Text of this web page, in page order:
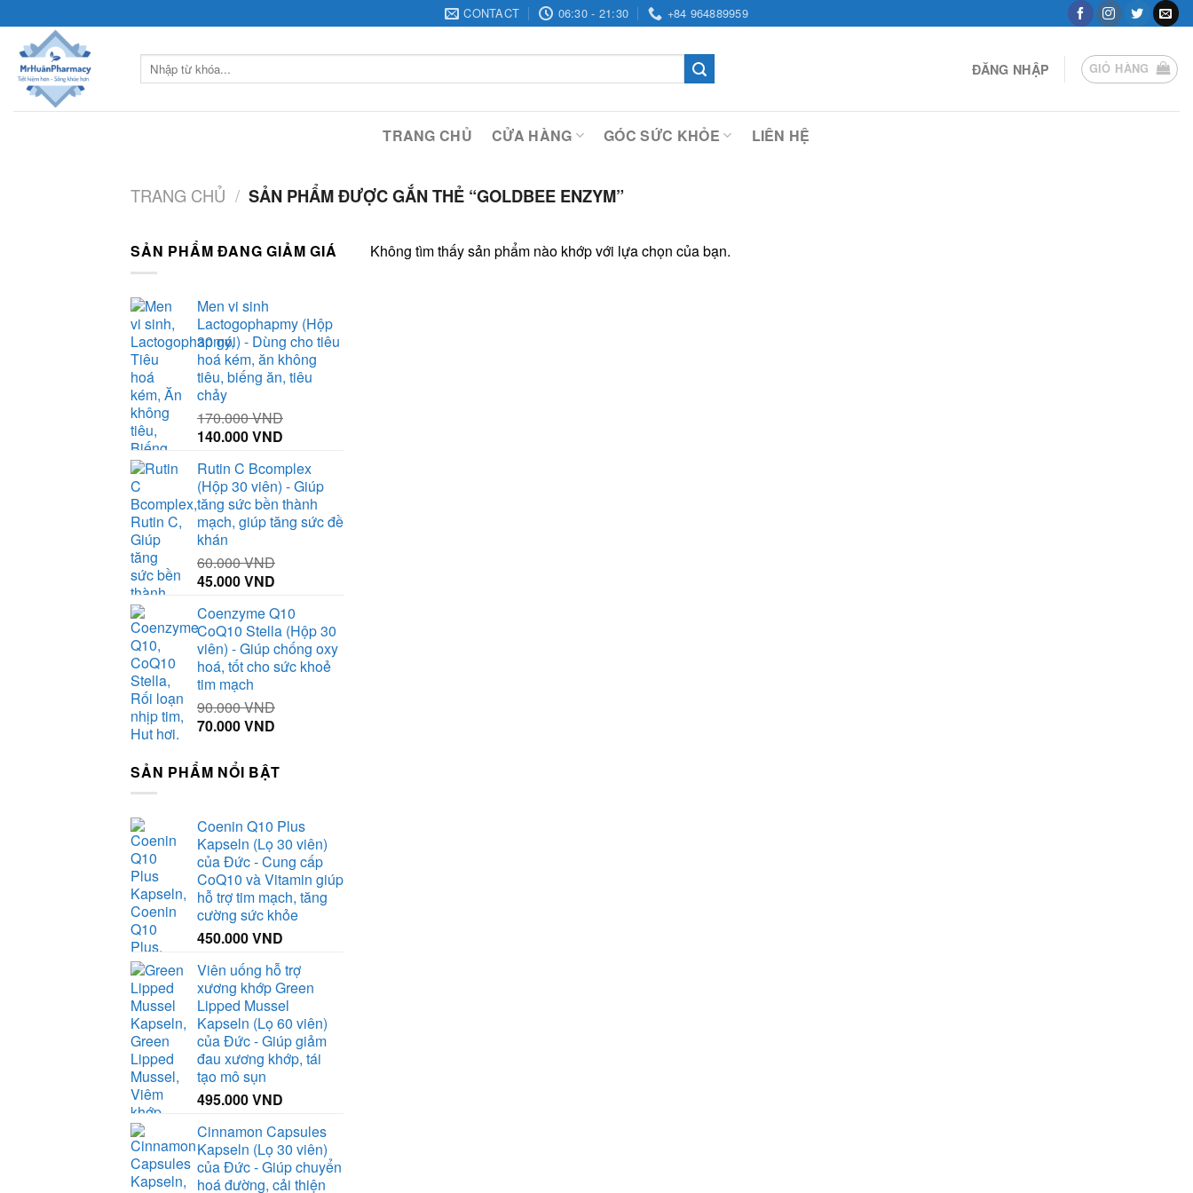
to
content
CONTACT 06:30 - 21:30 +84 964889959
Tìm
kiếm:
ĐĂNG NHẬP GIỎ HÀNG
TRANG CHỦ CỬA HÀNG GÓC SỨC KHỎE LIÊN HỆ
TRANG CHỦ / SẢN PHẨM ĐƯỢC GẮN THẺ “GOLDBEE ENZYM”
SẢN PHẨM ĐANG GIẢM GIÁ
Men vi sinh
Lactogophapmy (Hộp
30 gói) - Dùng cho tiêu
hoá kém, ăn không
tiêu, biếng ăn, tiêu
chảy
170.000VND
Giá
là:
170.000 VND.
140.000VND
tại
là:
140.000 VND.
Rutin C Bcomplex
(Hộp 30 viên) - Giúp
tăng sức bền thành
mạch, giúp tăng sức đề
khán
60.000VND
Giá
là:
60.000 VND.
45.000VND
tại
là:
45.000 VND.
Coenzyme Q10
CoQ10 Stella (Hộp 30
viên) - Giúp chống oxy
hoá, tốt cho sức khoẻ
tim mạch
90.000VND
Giá
là:
90.000 VND.
70.000VND
là:
SẢN PHẨM NỔI BẬT
Coenin Q10 Plus
Kapseln (Lọ 30 viên)
của Đức - Cung cấp
CoQ10 và Vitamin giúp
hỗ trợ tim mạch, tăng
cường sức khỏe
450.000VND
Viên uống hỗ trợ
xương khớp Green
Lipped Mussel
Kapseln (Lọ 60 viên)
của Đức - Giúp giảm
đau xương khớp, tái
tạo mô sụn
495.000VND
Cinnamon Capsules
Kapseln (Lọ 30 viên)
của Đức - Giúp chuyển
hoá đường, cải thiện
Không tìm thấy sản phẩm nào khớp với lựa chọn của bạn.